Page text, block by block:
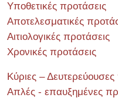
Υποθετικές προτάσεις
Αποτελεσματικές
Αιτιολογικές προτάσεις
Χρονικές προτάσεις
Κύριες –
Απλές - επαυξημένες